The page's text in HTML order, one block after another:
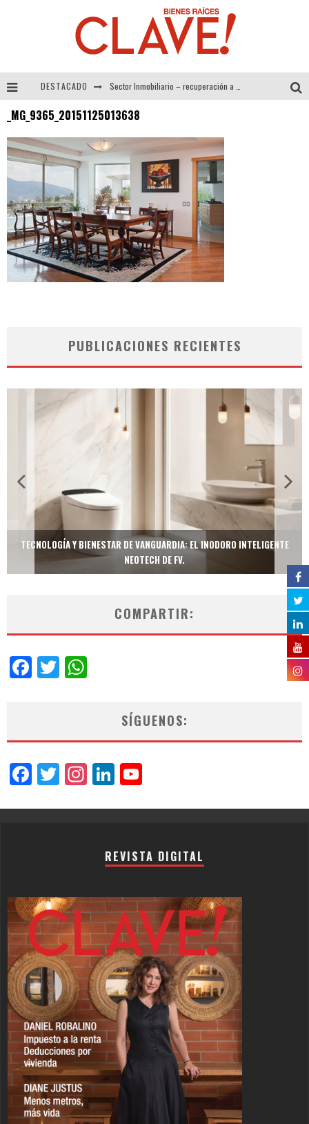
DESTACADO
_MG_9365_20151125013638
PUBLICACIONES RECIENTES
TECNOLOGÍA Y BIENESTAR DE VANGUARDIA: EL INODORO INTELIGENTE
NEOTECH DE FV.
COMPARTIR:
Facebook
Twitter
SÍGUENOS:
Facebook
Twitter
Instagram
LinkedIn
REVISTA DIGITAL